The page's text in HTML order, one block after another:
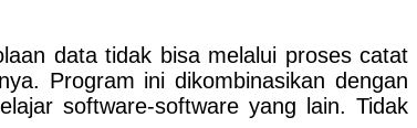
data tidak bisa melalui proses catat
Program ini dikombinasikan dengan
software-software yang lain. Tidak